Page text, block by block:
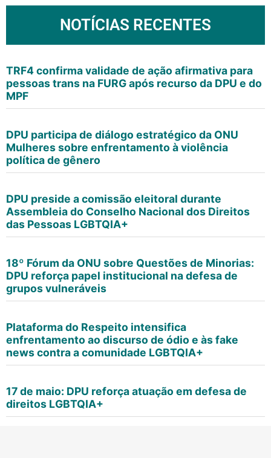
NOTÍCIAS RECENTES
TRF4 confirma validade de ação afirmativa para
pessoas trans na FURG após recurso da DPU e do
MPF
DPU participa de diálogo estratégico da ONU
Mulheres sobre enfrentamento à violência
política de gênero
DPU preside a comissão eleitoral durante
Assembleia do Conselho Nacional dos Direitos
das Pessoas LGBTQIA+
18º Fórum da ONU sobre Questões de Minorias:
DPU reforça papel institucional na defesa de
grupos vulneráveis
Plataforma do Respeito intensifica
enfrentamento ao discurso de ódio e às fake
news contra a comunidade LGBTQIA+
17 de maio: DPU reforça atuação em defesa de
direitos LGBTQIA+